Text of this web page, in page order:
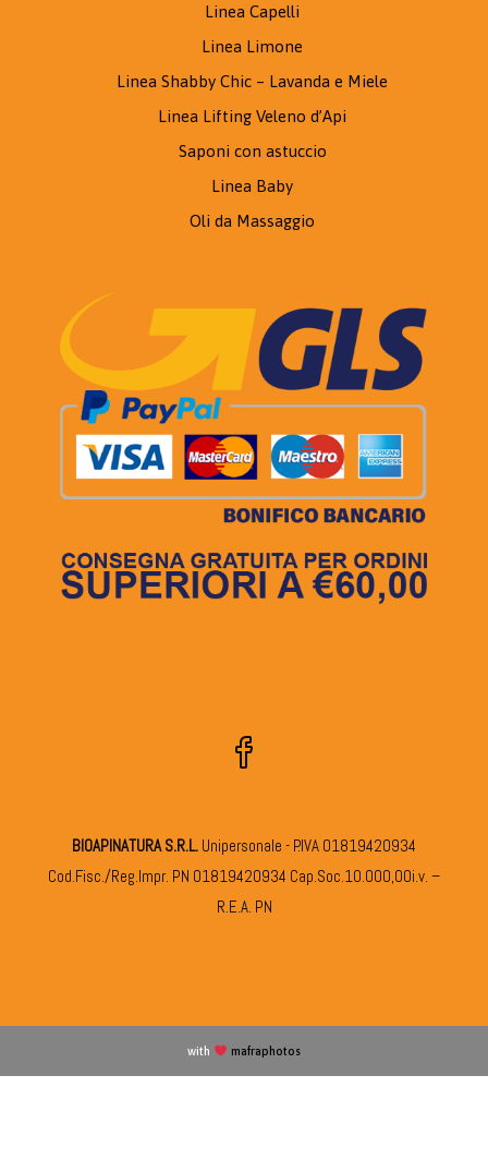
Linea Capelli
Linea Limone
Linea Shabby Chic – Lavanda e Miele
Linea Lifting Veleno d’Api
Saponi con astuccio
Linea Baby
Oli da Massaggio
BIOAPINATURA S.R.L. Unipersonale - P.IVA 01819420934
Cod.Fisc./Reg.Impr. PN 01819420934 Cap.Soc.10.000,00i.v. –
R.E.A. PN
with mafraphotos